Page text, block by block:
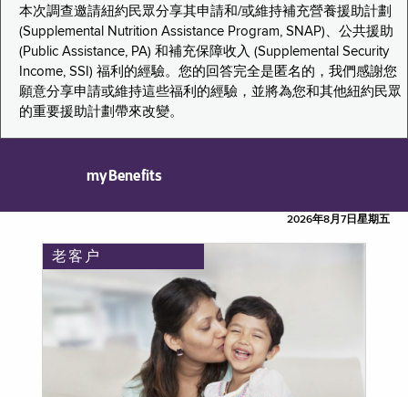
本次調查邀請紐約民眾分享其申請和/或維持補充營養援助計劃
(Supplemental Nutrition Assistance Program, SNAP)、公共援助
(Public Assistance, PA) 和補充保障收入 (Supplemental Security
Income, SSI) 福利的經驗。您的回答完全是匿名的，我們感謝您
願意分享申請或維持這些福利的經驗，並將為您和其他紐約民眾
的重要援助計劃帶來改變。
myBenefits
2026年8月7日星期五
老客户